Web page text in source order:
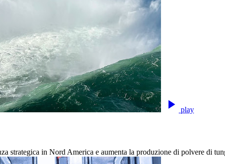
play
strategica in Nord America e aumenta la produzione di polvere di